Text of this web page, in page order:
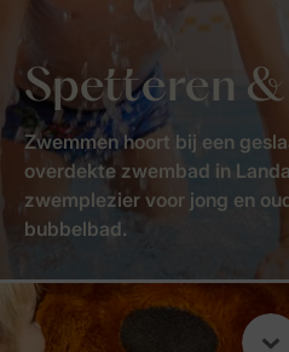
Spetteren &
Zwemmen hoort bij een
overdekte zwembad in
zwemplezier voor jong en
bubbelbad.